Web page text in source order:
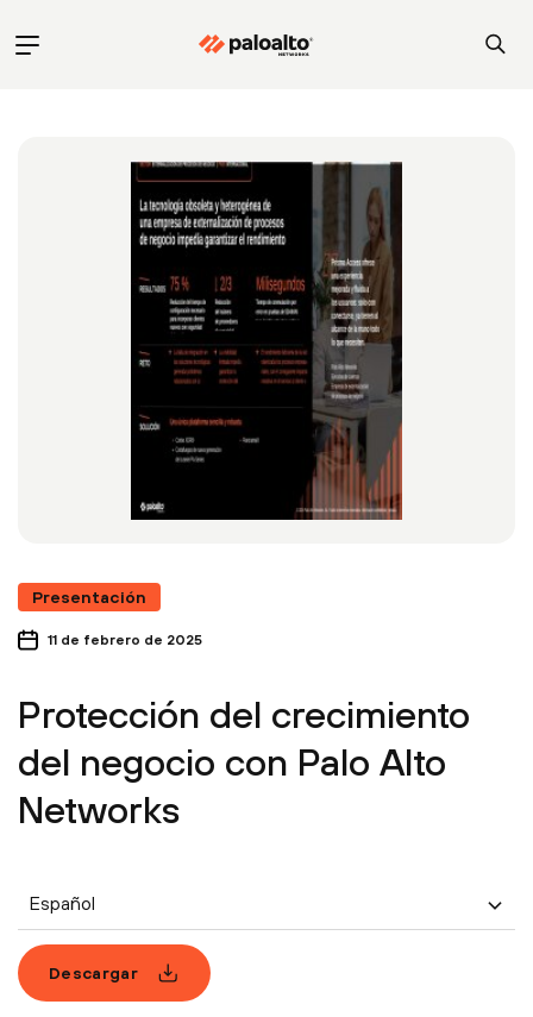
Presentación
11 de febrero de 2025
Protección del crecimiento
del negocio con Palo Alto
Networks
Español
Descargar